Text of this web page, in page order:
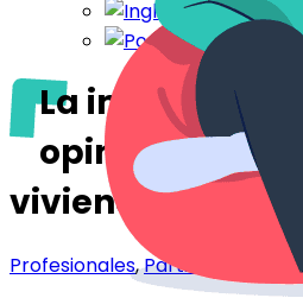
La importancia
opiniones
vivienda de
Profesionales,Particulares